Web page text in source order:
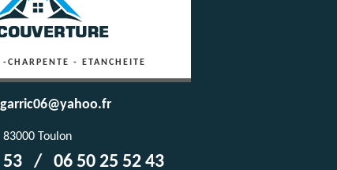
-CHARPENTE - ETANCHEITE
83000 Toulon
/ 06 50 25 52 43